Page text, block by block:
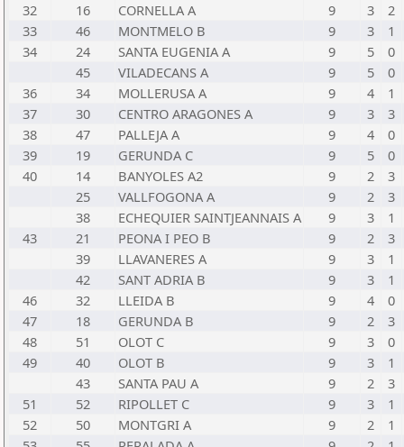
32
16 CORNELLA A 9 3
2
33
46 MONTMELO B 9 3
1
34
24 SANTA EUGENIA A 9 5
0
45
VILADECANS A 9 5
0
36
34 MOLLERUSA A 9 4
1
37
30 CENTRO ARAGONES A 9 3
3
38
47 PALLEJA A 9 4
0
39
19 GERUNDA C 9 5
0
40
14 BANYOLES A2 9 2
3
25
VALLFOGONA A 9 2
3
38
ECHEQUIER SAINTJEANNAIS A 9 3
1
43
21 PEONA I PEO B 9 2
3
39
LLAVANERES A 9 3
1
42
SANT ADRIA B 9 3
1
46
32 LLEIDA B 9 4
0
47
18 GERUNDA B 9 2
3
48
51 OLOT C 9 3
0
49
40 OLOT B 9 3
1
43
SANTA PAU A 9 2
3
51
52 RIPOLLET C 9 3
1
52
50 MONTGRI A 9 2
1